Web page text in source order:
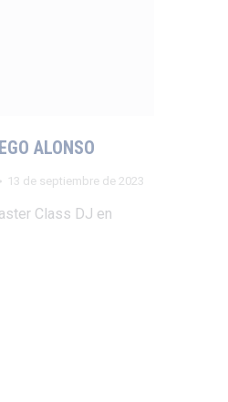
ALONSO
13 de septiembre de 2023
Class DJ en